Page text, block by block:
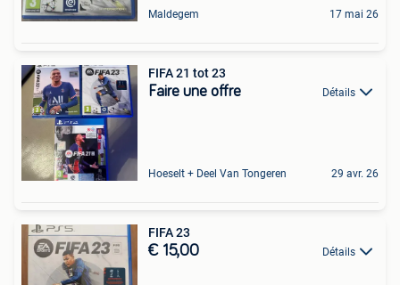
Maldegem 17 mai 26
FIFA 21 tot 23
Faire une offre Détails
Hoeselt + Deel Van Tongeren 29 avr. 26
FIFA 23
€ 15,00 Détails